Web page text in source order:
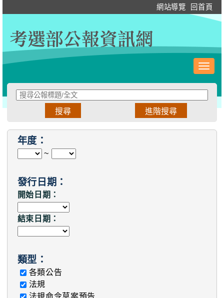
要
內
容
:::
網站導覽 回首頁
年度：
~
發行日期：
開始日期：
結束日期：
類型：
各類公告
法規
法規命令草案預告